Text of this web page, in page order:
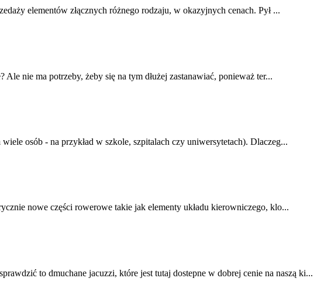
elementów złącznych różnego rodzaju, w okazyjnych cenach. Pył ...
nie ma potrzeby, żeby się na tym dłużej zastanawiać, ponieważ ter...
osób - na przykład w szkole, szpitalach czy uniwersytetach). Dlaczeg...
nowe części rowerowe takie jak elementy układu kierowniczego, klo...
to dmuchane jacuzzi, które jest tutaj dostepne w dobrej cenie na naszą ki...